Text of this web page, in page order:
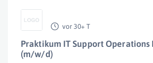
vor 30+ T
Praktikum IT Support Operations
(m/w/d)